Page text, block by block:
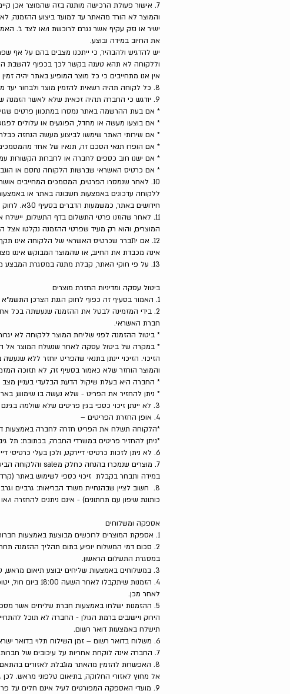
7. אישור פעולת הרכישה מותנה בזה שהמוצר אכן
והמוצר לא הורד מהאתר עד למועד ביצוע ההזמנה,
ישיר או נזק עקיף אשר נגרם לרוכשת ו/או לצד ג'.
את החיוב במידה ובוצע.
יש להדגיש ולהבהיר, כי ייתכנו מצבים בהם על אף
וללקוחה לא תהא טענה בקשר לכך בכפוף להשבת
אין אנו מתחייבים כי כל מוצר המופיע באתר יהיה
8. כל לקוחה תהיה רשאית להזמין מוצר ולבחור יעד מבוקש למשלוח וזאת על ידי עדכון היעד המבוקש בטופס ההזמנה .
9. יודגש כי החברה תהיה זכאית שלא לאשר הזמנה של לקוחה מכל סיבה שהיא ולפי שיקול דעתה הבלעדי כמו במקרים בהם:
* אם בעת ההרשמה באתר נמסרו במתכוון פרטים
* אם בוצעו מעשה או מחדל, הפוגעים או עלולים
* אם שירותי האתר שימשו לביצוע מעשה הנחזה
* אם הופרו תנאי הסכם זה, תנאיו של אחד
* אם ישנו חוב כספים לחברה או לחברות הקשורות
* אם כרטיס האשראי שברשות הלקוחה נחסם או
10. לאחר שנמסרו הפרטים, המסמכים המחייבים
ללקוחה עדכונים באמצעות חשבונה באתר או
חידושים באתר, כמשמעות הדברים בסעיף 30א. לחוק התקשורת (בזק ושידורים), התשמ'ב – 1982.
11. לאחר שהוזנו פרטי התשלום בדף התשלום,
המוצרים, והוא רק מעיד שפרטי ההזמנה נקלטו אצל
12. אם יתברר שכרטיס האשראי של הלקוחה אינו
אינה מכבדת את החיוב, או שהמוצר המבוקש איננו
13. על פי חוקי האתר, קבלת מתנה במסגרת המבצע מוגבלת לפריט אחד ללקוחה.
ביטול עסקה ומדיניות החזרת מוצרים
1. האמור בסעיף זה כפוף לחוק הגנת הצרכן התשמ״א 1981 (להלן: החוק).
2. בידי המזמינה לבטל את ההזמנה שנעשתה בכל
חברת האשראי.
* ביטול ההזמנה לפני שליחת המוצר ללקוחה לא
* במקרה של ביטול עסקה לאחר שנשלח המוצר אל
הזיכוי. הזיכוי יינתן בתנאי שהפריט יוחזר ללא
והמוצר הוחזר שלא כאמור בסעיף זה, לא תזוכה
* החברה היא בעלת שיקול הדעת הבלעדי בעניין
* ניתן להחזיר את הפריט - שלא נעשה בו שימוש, באריזתו
3. לא יינתן זיכוי כספי בגין פריטים שלא שולמה בגינם תמורה כספית, כגון מבצעים או מתנות.
4. אופן החזרת הפריטים –
*הלקוחה תשלח את הפריט חזרה לחברה באמצעות
*ניתן להחזיר פריטים במשרדי החברה, בכתובת: תל גיבורים 5, בית טפר, ת"א, במסגרת שעות הפעילות
6. לא ניתן לזכות כרטיסי דיירקט, ולכן בעלי כרטיסי דיירקט זכאים לקבלת קרדיט באתר בלבד.
במידה ותבחר בקבלת זיכוי כספי לשימוש באתר
8. חשוב לציין שבהנחיית משרד הבריאות: גרביים
כותונת שיפון עם תחתונים) - אינם ניתנים להחזרה ו/
אספקה ומשלוחים
1. אספקת המוצרים לרוכשים מבוצעת באמצעות חברות שליחויות או באמצעות דואר רשום, במסגרת זמן ההספקה שהובטח במכירה.
2. סכום דמי המשלוח יופיע בתום תהליך ההזמנה
במסגרת התשלום הראשון.
3. במשלוחים באמצעות שליחים יבוצע תיאום מראש, טרם מסירת ההזמנה.
4. הזמנות
לאחר מכן.
תישלח באמצעות דואר רשום.
6. משלוח בדואר רשום – זמן השילוח תלוי בדואר ישראל בלבד. לרוב, החבילות מגיעות תוך 14 ימי עסקים לכל היותר. אין אנו מתחייבים על כך
7. החברה אינה לוקחת אחריות על עיכובים של חברות השילוח השונות.
8. האפשרות להזמין מהאתר מוגבלת לאזורים
אל מחוץ לאזורי החלוקה, בתיאום טלפוני מראש.
9. מועדי האספקה המפורטים לעיל אינם חלים על פריטים שאזלו מהמלאי.